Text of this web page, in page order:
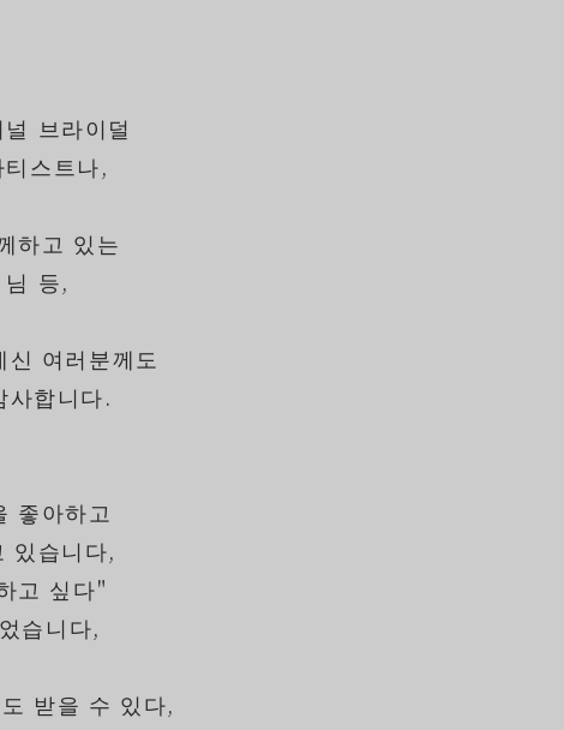
브라이덜
스트나,
하고 있는
등,
여러분께도
사합니다.
좋아하고
있습니다,
고 싶다"
습니다,
받을 수 있다,